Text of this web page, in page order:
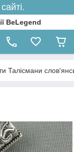
BeLegend
Талісмани